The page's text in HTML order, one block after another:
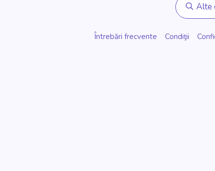
Alte
Întrebări frecvente Condiţii